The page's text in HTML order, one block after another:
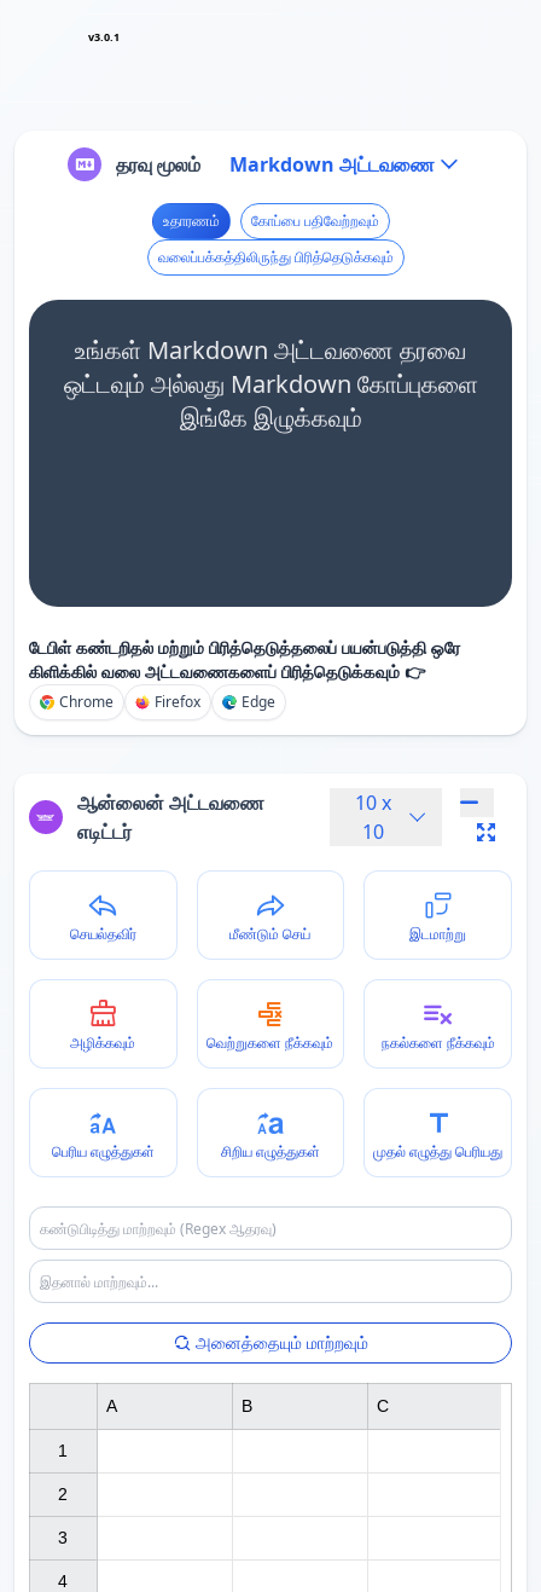
v3.0.1
தரவு மூலம் Markdown அட்டவணை
உதாரணம்
கோப்பை பதிவேற்றவும்
வலைப்பக்கத்திலிருந்து பிரித்தெடுக்கவும்
உங்கள் Markdown அட்டவணை தரவை
ஒட்டவும் அல்லது Markdown கோப்புகளை
இங்கே இழுக்கவும்
டேபிள் கண்டறிதல் மற்றும் பிரித்தெடுத்தலைப் பயன்படுத்தி ஒரே
கிளிக்கில் வலை அட்டவணைகளைப் பிரித்தெடுக்கவும் 👉
Chrome Firefox Edge
ஆன்லைன் அட்டவணை
எடிட்டர்
10x
10
செயல்தவிர் மீண்டும் செய் இடமாற்று
அழிக்கவும் வெற்றுகளை நீக்கவும் நகல்களை நீக்கவும்
பெரிய எழுத்துகள் சிறிய எழுத்துகள் முதல் எழுத்து பெரியது
அனைத்தையும் மாற்றவும்
1
2
3
4
A B C